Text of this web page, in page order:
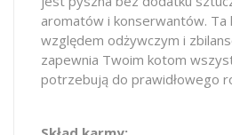
aromatów i konserwantów. Ta
względem odżywczym i
zapewnia Twoim kotom
potrzebują do prawidłowego